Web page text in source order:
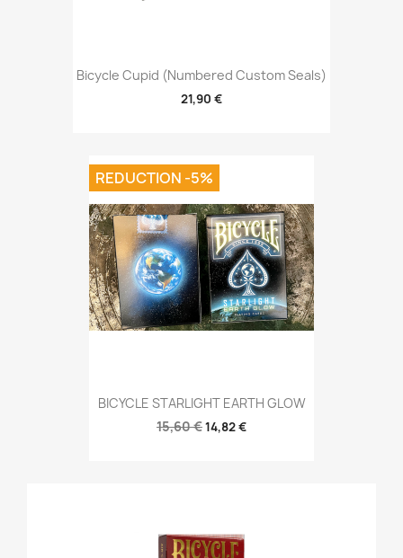
Bicycle Cupid (Numbered Custom Seals)
21,90 €
BICYCLE STARLIGHT EARTH GLOW
15,60 €14,82 €
REDUCTION -5%